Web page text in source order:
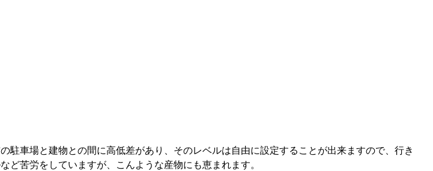
車場と建物との間に高低差があり、そのレベルは自由に設定することが出来ますので、行き
苦労をしていますが、こんような産物にも恵まれます。